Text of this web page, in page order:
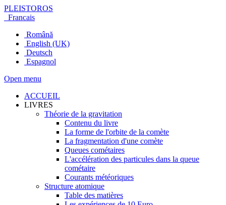
PLEISTOROS
Francais
Română
English (UK)
Deutsch
Espagnol
Open menu
ACCUEIL
LIVRES
Théorie de la gravitation
Contenu du livre
La forme de l'orbite de la comète
La fragmentation d'une comète
Queues cométaires
L'accélération des particules dans la queue
cométaire
Courants météoriques
Structure atomique
Table des matières